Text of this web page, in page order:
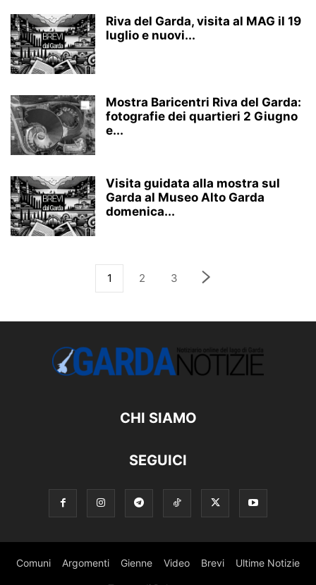
Riva del Garda, visita al MAG il 19
luglio e nuovi...
Mostra Baricentri Riva del Garda:
fotografie dei quartieri 2 Giugno
e...
Visita guidata alla mostra sul
Garda al Museo Alto Garda
domenica...
1 2 3
CHI SIAMO
SEGUICI
Comuni Argomenti Gienne Video Brevi Ultime Notizie